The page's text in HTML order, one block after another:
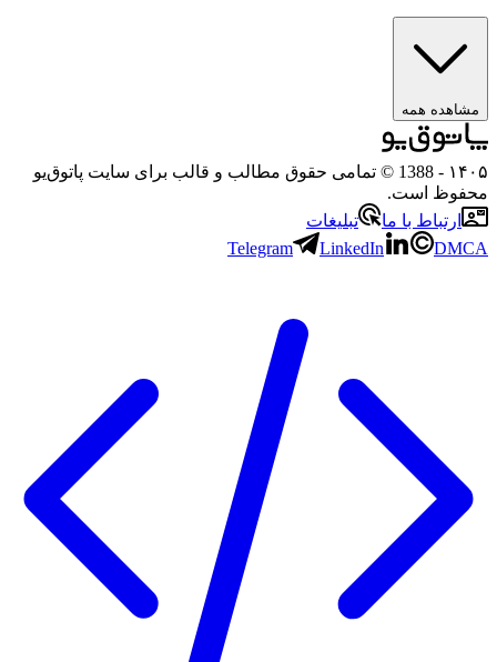
مشاهده همه
۱۴۰۵
- 1388 © تمامی حقوق مطالب و قالب برای سایت پاتوق‌یو
محفوظ است.
ارتباط با ما
تبلیغات
Telegram
LinkedIn DMCA